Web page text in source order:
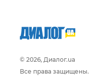
© 2026, Диалог.ua
Все права защищены.